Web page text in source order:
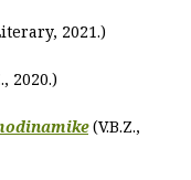
2021.)
2020.)
(V.B.Z.,